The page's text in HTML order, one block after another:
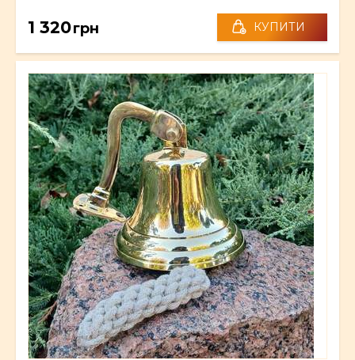
1 320грн КУПИТИ